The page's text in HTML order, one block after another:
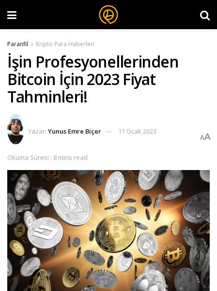
Paranfil Kripto Para Haberleri
İşin Profesyonellerinden
Bitcoin İçin 2023 Fiyat
Tahminleri!
Yazar: Yunus Emre Biçer 11 Ocak 2023
Okuma Süresi : 8 mins read
AA